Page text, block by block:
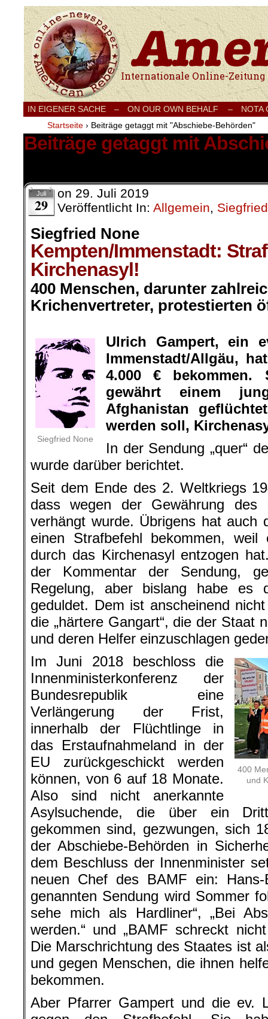
Internationale Onlinezeitung für Frieden,
IN EIGENER SACHE – ON OUR OWN BEHALF –
NOTA
Startseite › Beiträge getaggt mit "Abschiebe-Behörden"
Beiträge getaggt mit
Juli
29
on 29. Juli 2019
Veröffentlicht In: Allgemein,
Siegfried None
Kempten/Immenstadt:
Kirchenasyl!
400 Menschen, darunter
Krichenvertreter, protestierten
Siegfried None
Ulrich Gampert, ein
Immenstadt/Allgäu,
4.000 € bekommen.
gewährt einem
Afghanistan
werden soll,
In der Sendung „quer“
wurde darüber berichtet.
Seit dem Ende des 2. Weltkriegs
dass wegen der Gewährung des
verhängt wurde. Übrigens hat auch
einen Strafbefehl bekommen,
durch das Kirchenasyl entzogen
der Kommentar der Sendung,
Regelung, aber bislang habe es
geduldet. Dem ist anscheinend
die „härtere Gangart“, die der Staat
und deren Helfer einzuschlagen
400
und
Im Juni 2018 beschloss die
Innenministerkonferenz der
Bundesrepublik eine
Verlängerung der Frist,
innerhalb der Flüchtlinge in
das Erstaufnahmeland in der
EU zurückgeschickt werden
können, von 6 auf 18 Monate.
Also sind nicht anerkannte
Asylsuchende, die über ein
gekommen sind, gezwungen, sich
der Abschiebe-Behörden in
dem Beschluss der Innenminister
neuen Chef des BAMF ein:
genannten Sendung wird Sommer
sehe mich als Hardliner“, „Bei
werden.“ und „BAMF schreckt
Die Marschrichtung des Staates ist
und gegen Menschen, die ihnen
bekommen.
Aber Pfarrer Gampert und die ev.